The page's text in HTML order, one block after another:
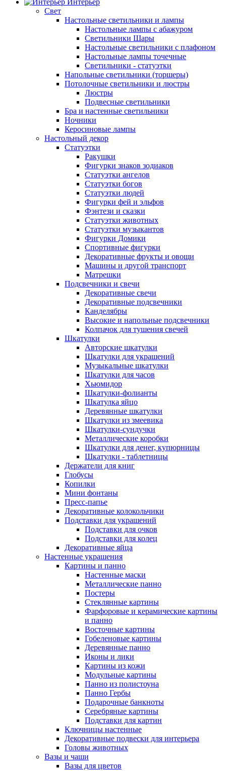
Интерьер
Свет
Настольные светильники и лампы
Настольные лампы с абажуром
Светильники Шары
Настольные светильники с плафоном
Настольные лампы точечные
Светильники - статуэтки
Напольные светильники (торшеры)
Потолочные светильники и люстры
Люстры
Подвесные светильники
Бра и настенные светильники
Ночники
Керосиновые лампы
Настольный декор
Статуэтки
Ракушки
Фигурки знаков зодиаков
Статуэтки ангелов
Статуэтки богов
Статуэтки людей
Фигурки фей и эльфов
Фэнтези и сказки
Статуэтки животных
Статуэтки музыкантов
Фигурки Домики
Спортивные фигурки
Декоративные фрукты и овощи
Машины и другой транспорт
Матрешки
Подсвечники и свечи
Декоративные свечи
Декоративные подсвечники
Канделябры
Высокие и напольные подсвечники
Колпачок для тушения свечей
Шкатулки
Авторские шкатулки
Шкатулки для украшений
Музыкальные шкатулки
Шкатулки для часов
Хьюмидор
Шкатулки-фолианты
Шкатулка яйцо
Деревянные шкатулки
Шкатулки из змеевика
Шкатулки-сундучки
Металлические коробки
Шкатулки для денег, купюрницы
Шкатулки - таблетницы
Держатели для книг
Глобусы
Копилки
Мини фонтаны
Пресс-папье
Декоративные колокольчики
Подставки для украшений
Подставки для очков
Подставки для колец
Декоративные яйца
Настенные украшения
Картины и панно
Настенные маски
Металлические панно
Постеры
Стеклянные картины
Фарфоровые и керамические картины
и панно
Восточные картины
Гобеленовые картины
Деревянные панно
Иконы и лики
Картины из кожи
Модульные картины
Панно из полистоуна
Панно Гербы
Подарочные банкноты
Серебряные картины
Подставки для картин
Ключницы настенные
Декоративные подвески для интерьера
Головы животных
Вазы и чаши
Вазы для цветов